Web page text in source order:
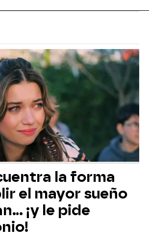
la forma
el mayor sueño
¡y le pide